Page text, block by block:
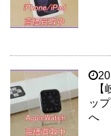
ッ
へ